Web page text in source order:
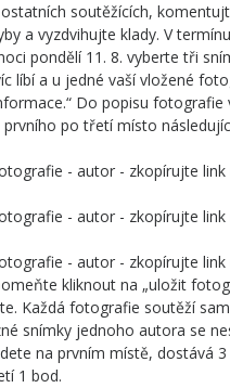
soutěžících,
a vyzdvihujte klady. V
pondělí 11. 8. vyberte tři
líbí a u jedné vaší vložené
Do popisu fotografie
po třetí místo
- autor - zkopírujte link
- autor - zkopírujte link
- autor - zkopírujte link
kliknout na „uložit
Každá fotografie soutěží
snímky jednoho autora se
na prvním místě, dostává
1 bod.